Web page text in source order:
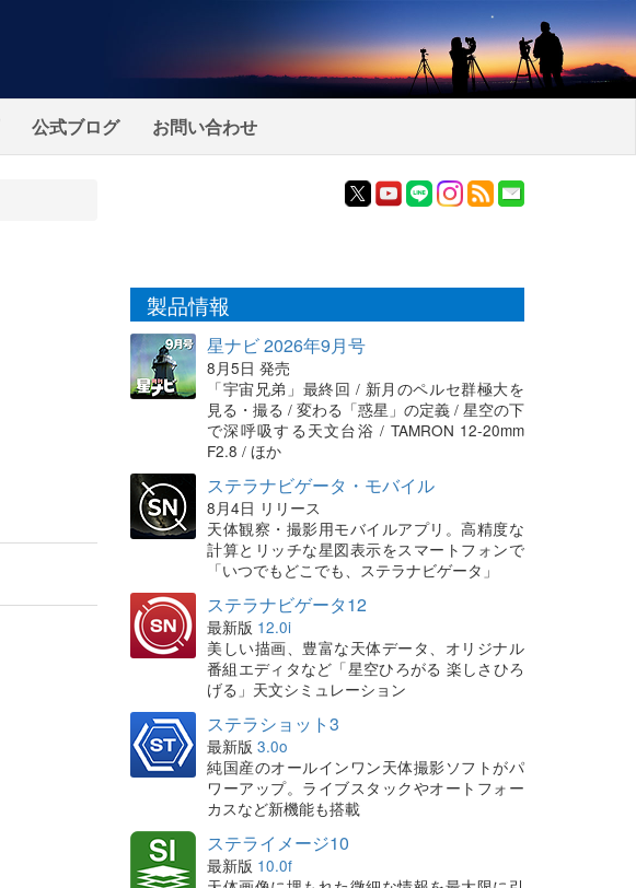
公式ブログ お問い合わせ
製品情報
星ナビ 2026年9月号
8月5日 発売
「宇宙兄弟」最終回 / 新月のペルセ群極大を
見る・撮る / 変わる「惑星」の定義 / 星空の下
で深呼吸する天文台浴 / TAMRON 12-20mm
F2.8 / ほか
ステラナビゲータ・モバイル
8月4日 リリース
天体観察・撮影用モバイルアプリ。高精度な
計算とリッチな星図表示をスマートフォンで
「いつでもどこでも、ステラナビゲータ」
ステラナビゲータ12
最新版 12.0i
美しい描画、豊富な天体データ、オリジナル
番組エディタなど「星空ひろがる 楽しさひろ
げる」天文シミュレーション
ステラショット3
最新版 3.0o
純国産のオールインワン天体撮影ソフトがパ
ワーアップ。ライブスタックやオートフォー
カスなど新機能も搭載
ステライメージ10
最新版 10.0f